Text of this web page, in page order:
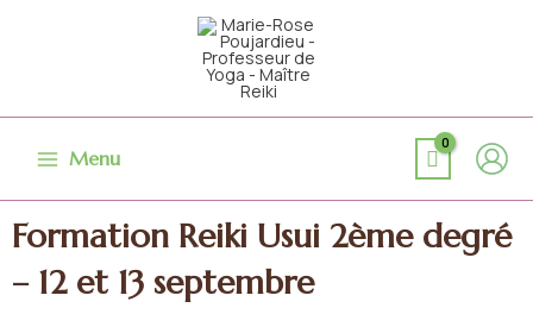
Menu
Formation Reiki Usui 2ème degré
– 12 et 13 septembre